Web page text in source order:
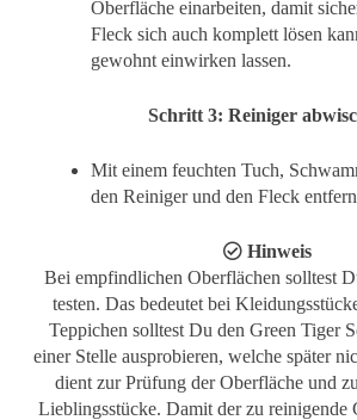
Oberfläche einarbeiten, damit
Fleck sich auch komplett lösen
gewohnt einwirken lassen.
Schritt 3: Reiniger
Mit einem feuchten Tuch,
den Reiniger und den Fleck
Hinweis
Bei empfindlichen Oberflächen solltest
testen. Das bedeutet bei
Teppichen solltest Du den Green Tiger
einer Stelle ausprobieren, welche später
dient zur Prüfung der Oberfläche und
Lieblingsstücke. Damit der zu reinigende